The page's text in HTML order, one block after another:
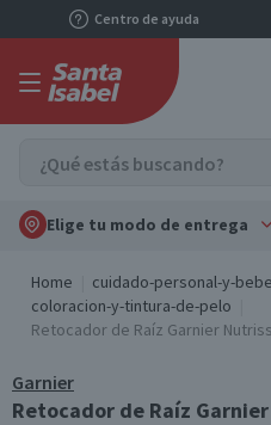
Centro de ayuda
Elige tu modo de entrega
Home cuidado-personal-y-bebe
coloracion-y-tintura-de-pelo
Retocador de Raíz Garnier
Garnier
Retocador de Raíz